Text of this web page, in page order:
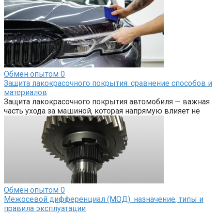
Обмен опытом 0
Защита лакокрасочного покрытия: сравнение способов и
материалов
Защита лакокрасочного покрытия автомобиля — важная
часть ухода за машиной, которая напрямую влияет не
Обмен опытом 0
Межосевой дифференциал (МОД): назначение, типы и
правила эксплуатации